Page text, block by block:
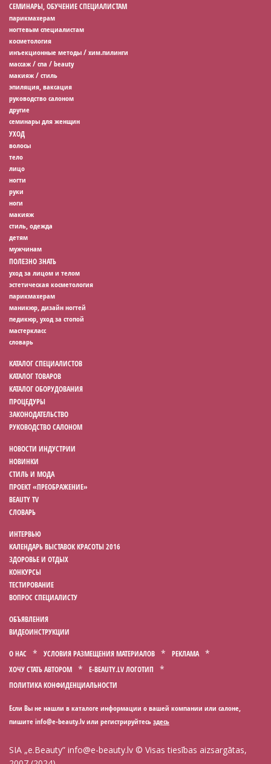
СЕМИНАРЫ, ОБУЧЕНИЕ СПЕЦИАЛИСТАМ
парикмахерам
ногтевым специалистам
косметология
инъекционные методы / хим.пилинги
массаж / спа / beauty
макияж / стиль
эпиляция, ваксация
руководство салоном
другие
семинары для женщин
УХОД
волосы
тело
лицо
ногти
руки
ноги
макияж
стиль, одежда
детям
мужчинам
ПОЛЕЗНО ЗНАТЬ
уход за лицом и телом
эстетическая косметология
парикмахерам
маникюр, дизайн ногтей
педикюр, уход за стопой
мастеркласс
словарь
КАТАЛОГ СПЕЦИАЛИСТОВ
КАТАЛОГ ТОВАРОВ
КАТАЛОГ ОБОРУДОВАНИЯ
ПРОЦЕДУРЫ
ЗАКОНОДАТЕЛЬСТВО
РУКОВОДСТВО САЛОНОМ
НОВОСТИ ИНДУСТРИИ
НОВИНКИ
СТИЛЬ И МОДА
ПРОЕКТ «ПРЕОБРАЖЕНИЕ»
BEAUTY TV
СЛОВАРЬ
ИНТЕРВЬЮ
КАЛЕНДАРЬ ВЫСТАВОК КРАСОТЫ 2016
ЗДОРОВЬЕ И ОТДЫХ
КОНКУРСЫ
ТЕСТИРОВАНИЕ
ВОПРОС СПЕЦИАЛИСТУ
ОБЪЯВЛЕНИЯ
ВИДЕОИНСТРУКЦИИ
О НАС УСЛОВИЯ РАЗМЕЩЕНИЯ МАТЕРИАЛОВ
РЕКЛАМА
ХОЧУ СТАТЬ АВТОРОМ
E-BEAUTY.LV ЛОГОТИП
ПОЛИТИКА КОНФИДЕНЦИАЛЬНОСТИ
Если Вы не нашли в каталоге информации о вашей компании или салоне,
пишите
или регистрируйтесьздесь
SIA „e.Beauty” info@e-beauty.lv © Visas tiesības aizsargātas,